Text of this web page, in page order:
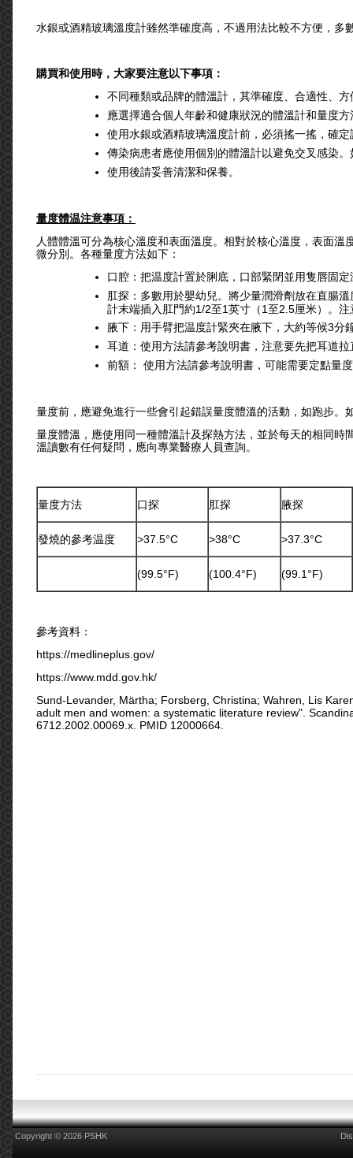
水銀或酒精玻璃溫度計雖然準確度高，不過用法比較不方便，
購買和使用時，大家要注意以下事項：
不同種類或品牌的體溫計，其準確度、合適性、
應選擇適合個人年齡和健康狀況的體溫計和量度
使用水銀或酒精玻璃溫度計前，必須搖一搖，確
傳染病患者應使用個別的體溫計以避免交叉感染
使用後請妥善清潔和保養。
量度體温注意事項：
人體體溫可分為核心溫度和表面溫度。相對於核心溫度，表面
微分別。各種量度方法如下：
口腔：把温度計置於脷底，口部緊閉並用隻唇固
肛探：多數用於嬰幼兒。將少量潤滑劑放在直腸
計末端插入肛門約1/2至1英寸（1至2.5厘米）。
腋下：用手臂把温度計緊夾在腋下，大約等候3
耳道：使用方法請參考說明書，注意要先把耳道
前額： 使用方法請參考說明書，可能需要定點量
量度前，應避免進行一些會引起錯誤量度體溫的活動，如跑步。
量度體溫，應使用同一種體溫計及探熱方法，並於每天的相同
溫讀數有任何疑問，應向專業醫療人員查詢。
量度方法 口探 肛探 腋探
發燒的參考温度 >37.5°C >38°C >37.3°C
(99.5°F) (100.4°F) (99.1°F)
參考資料：
https://medlineplus.gov/
https://www.mdd.gov.hk/
Sund-Levander, Märtha; Forsberg, Christina; Wahren, Lis
adult men and women: a systematic literature review".
6712.2002.00069.x. PMID 12000664.
Copyright © 2026 PSHK